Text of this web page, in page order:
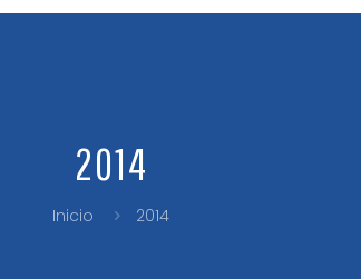
2014
Inicio 2014